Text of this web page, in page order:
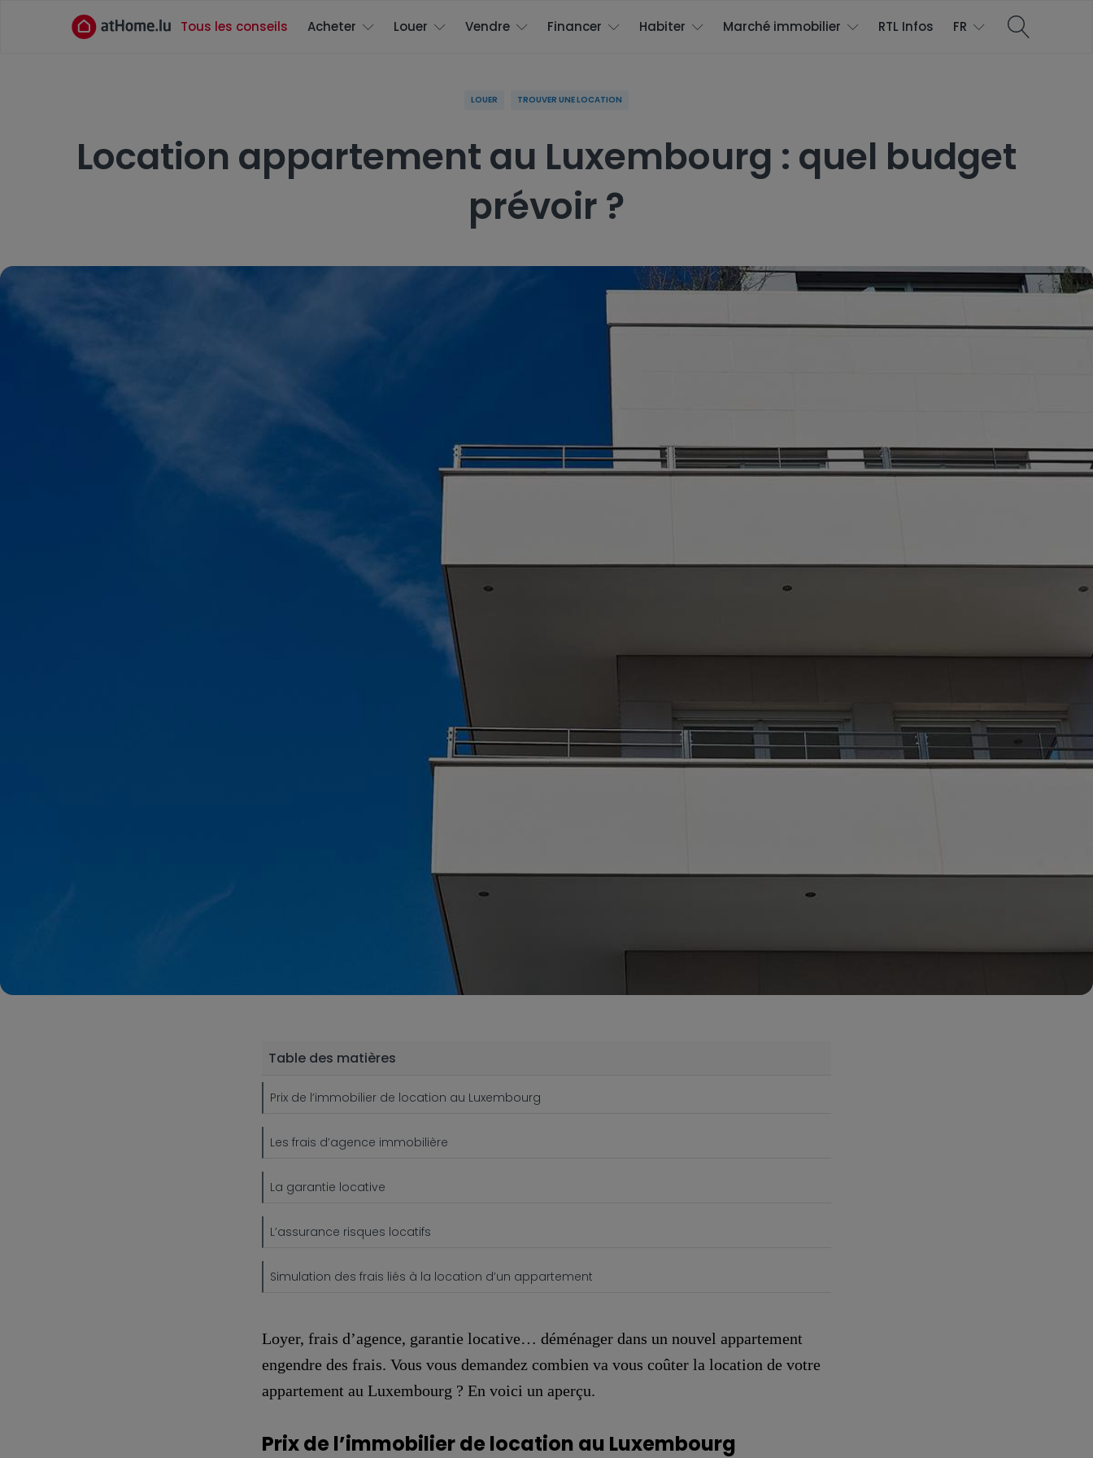
Tous les conseils Acheter Louer Vendre Financer Habiter Marché immobilier RTL Infos FR
LOUER TROUVER UNE LOCATION
Location appartement au Luxembourg : quel budget
prévoir ?
Table des matières
Prix de l’immobilier de location au Luxembourg
Les frais d’agence immobilière
La garantie locative
L’assurance risques locatifs
Simulation des frais liés à la location d’un appartement
Loyer, frais d’agence, garantie locative… déménager dans un nouvel appartement
engendre des frais. Vous vous demandez combien va vous coûter la location de votre
appartement au Luxembourg ? En voici un aperçu.
Prix de l’immobilier de location au Luxembourg